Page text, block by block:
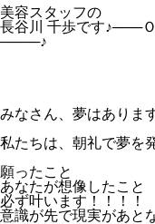
美容スタッフの
長谷川 千歩です♪───
────♪
みなさん、夢はありま
私たちは、朝礼で夢
願ったこと
あなたが想像したこと
必ず叶います！！！！
意識が先で現実があと